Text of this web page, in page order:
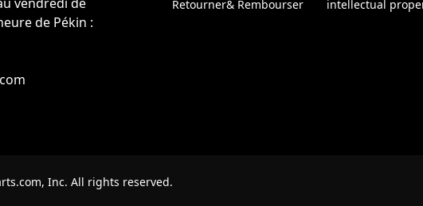
de Pékin :
Retourner& Rembourser
intellectual
Inc. All rights reserved.